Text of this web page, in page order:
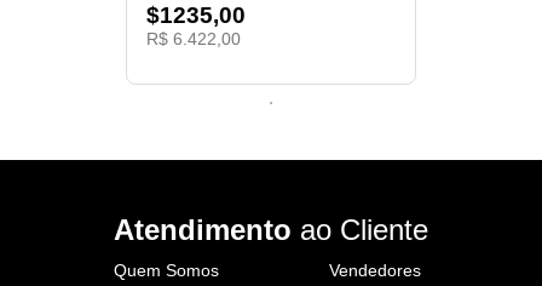
$1235,00
R$ 6.422,00
Atendimento ao Cliente
Quem Somos
Vendedores